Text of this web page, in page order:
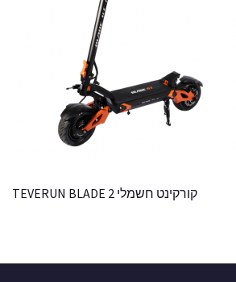
קורקינט חשמלי TEVERUN BLADE 2